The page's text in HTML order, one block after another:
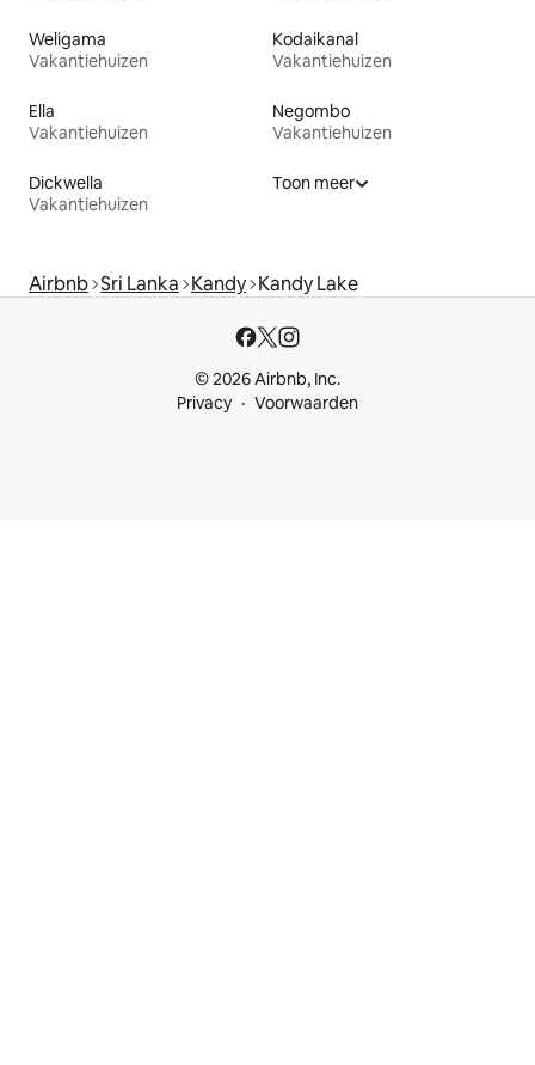
Weligama
Vakantiehuizen
Kodaikanal
Vakantiehuizen
Ella
Vakantiehuizen
Negombo
Vakantiehuizen
Dickwella
Vakantiehuizen
Toon meer
Airbnb Sri Lanka Kandy Kandy Lake
© 2026 Airbnb, Inc.
Privacy
Voorwaarden